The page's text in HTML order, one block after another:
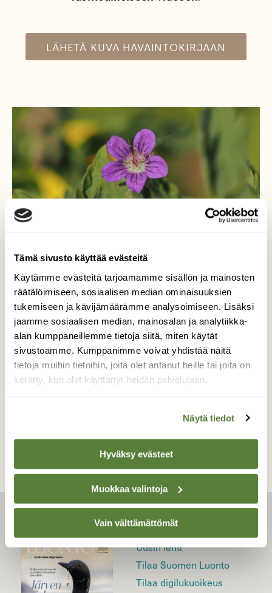
Tämä sivusto käyttää evästeitä
Käytämme evästeitä tarjoamamme sisällön ja mainosten
räätälöimiseen, sosiaalisen median ominaisuuksien
tukemiseen ja kävijämäärämme analysoimiseen. Lisäksi
jaamme sosiaalisen median, mainosalan ja analytiikka-
alan kumppaneillemme tietoja siitä, miten käytät
sivustoamme. Kumppanimme voivat yhdistää näitä
tietoja muihin tietoihin, joita olet antanut heille tai joita on
kerätty, kun olet käyttänyt heidän palvelujaan.
Näytä tiedot
Hyväksy evästeet
Muokkaa valintoja
Vain välttämättömät
LÄHETÄ KUVA HAVAINTOKIRJAAN
Kukkaa pukkaa...
..metsäkurjenpolvi on avannut kukkansa.
Valokuvaaja: Arja Valtonen, Holma Lahti 20.5.2023
LEHTI
Uusin lehti
Tilaa Suomen Luonto
Tilaa digilukuoikeus